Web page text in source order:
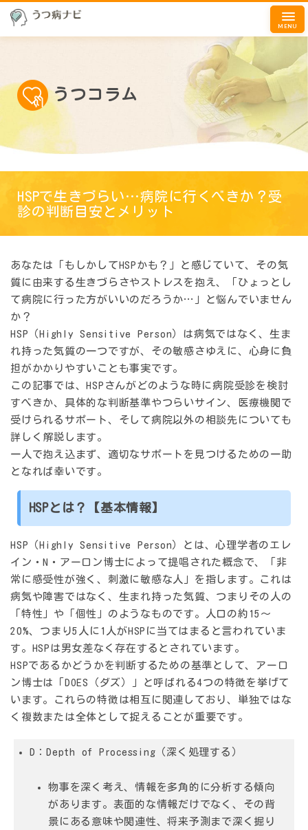
MENU
うつコラム
HSPで生きづらい…病院に行くべきか？受
診の判断目安とメリット
あなたは「もしかしてHSPかも？」と感じていて、その気
質に由来する生きづらさやストレスを抱え、「ひょっとし
て病院に行った方がいいのだろうか…」と悩んでいません
か？
HSP（Highly Sensitive Person）は病気ではなく、生ま
れ持った気質の一つですが、その敏感さゆえに、心身に負
担がかかりやすいことも事実です。
この記事では、HSPさんがどのような時に病院受診を検討
すべきか、具体的な判断基準やつらいサイン、医療機関で
受けられるサポート、そして病院以外の相談先についても
詳しく解説します。
一人で抱え込まず、適切なサポートを見つけるための一助
となれば幸いです。
HSPとは？【基本情報】
HSP（Highly Sensitive Person）とは、心理学者のエレ
イン・N・アーロン博士によって提唱された概念で、「非
常に感受性が強く、刺激に敏感な人」を指します。これは
病気や障害ではなく、生まれ持った気質、つまりその人の
「特性」や「個性」のようなものです。人口の約15〜
20%、つまり5人に1人がHSPに当てはまると言われていま
す。HSPは男女差なく存在するとされています。
HSPであるかどうかを判断するための基準として、アーロ
ン博士は「DOES（ダズ）」と呼ばれる4つの特徴を挙げて
います。これらの特徴は相互に関連しており、単独ではな
く複数または全体として捉えることが重要です。
D：Depth of Processing（深く処理する）
物事を深く考え、情報を多角的に分析する傾向
があります。表面的な情報だけでなく、その背
景にある意味や関連性、将来予測まで深く掘り